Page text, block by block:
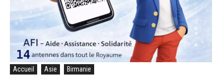
Accueil Asie Birmanie